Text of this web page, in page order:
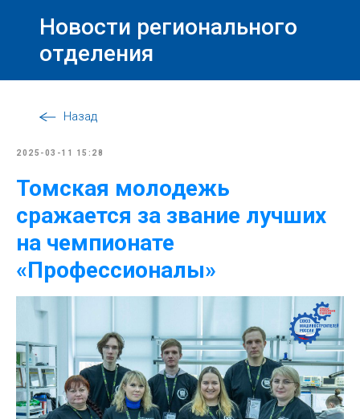
Новости регионального
отделения
Назад
2025-03-11 15:28
Томская молодежь
сражается за звание лучших
на чемпионате
«Профессионалы»